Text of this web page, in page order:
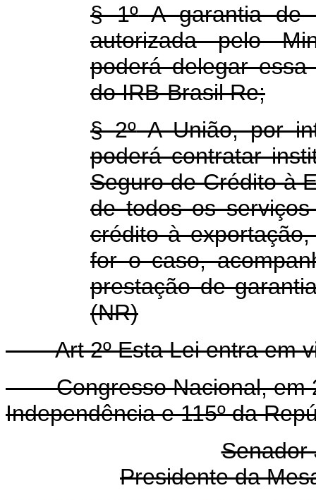
§ 1ºA garantia de
autorizada pelo
poderá delegar
do IRB-Brasil Re;
§ 2ºA União, por
poderá contratar
Seguro de Crédito à
de todos os
crédito à
for o caso,
prestação de
(NR)
Art 2ºEsta Lei entra em
Congresso Nacional, em
Independência e 115ºda
Senador
Presidente da